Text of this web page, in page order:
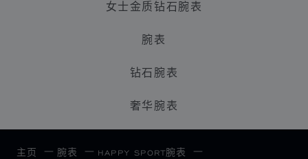
女士金质钻石腕表
腕表
钻石腕表
奢华腕表
主页 腕表 HAPPY SPORT腕表